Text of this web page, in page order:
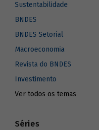
Sustentabilidade
BNDES
BNDES Setorial
Macroeconomia
Revista do BNDES
Investimento
Ver todos os temas
Séries